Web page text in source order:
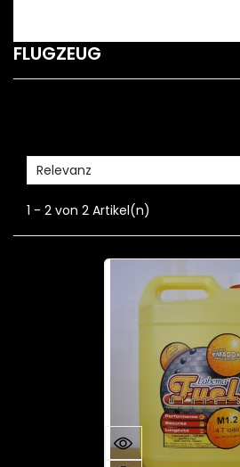
FLUGZEUG
Relevanz
1 - 2 von 2 Artikel(n)